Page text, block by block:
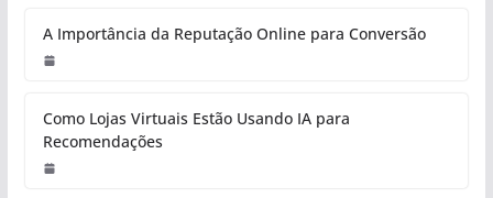
A Importância da Reputação Online para Conversão
Como Lojas Virtuais Estão Usando IA para
Recomendações